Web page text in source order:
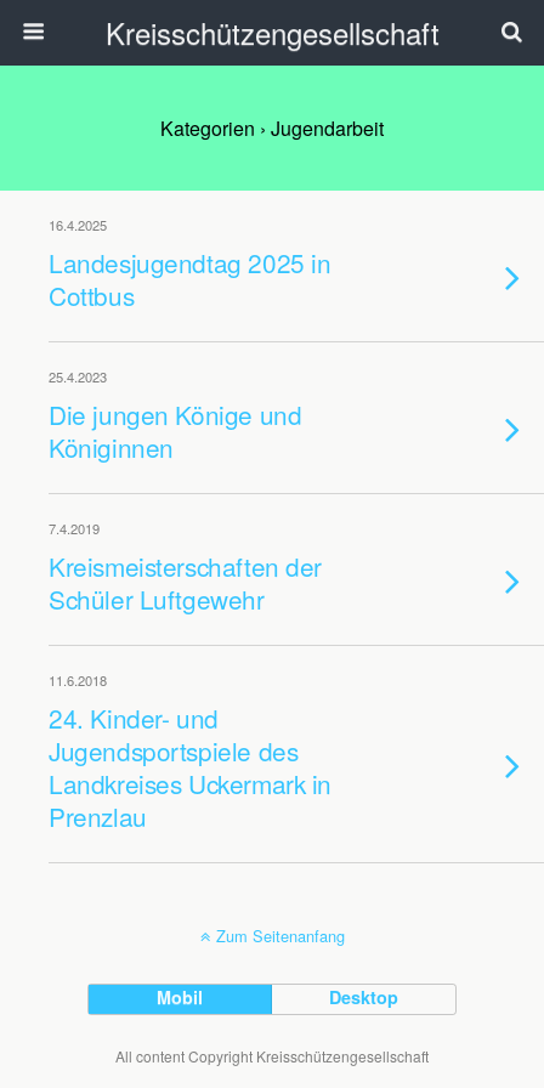
Kreisschützengesellschaft
Kategorien › Jugendarbeit
16.4.2025
Landesjugendtag 2025 in
Cottbus
25.4.2023
Die jungen Könige und
Königinnen
7.4.2019
Kreismeisterschaften der
Schüler Luftgewehr
11.6.2018
24. Kinder- und
Jugendsportspiele des
Landkreises Uckermark in
Prenzlau
Zum Seitenanfang
Mobil Desktop
All content Copyright Kreisschützengesellschaft